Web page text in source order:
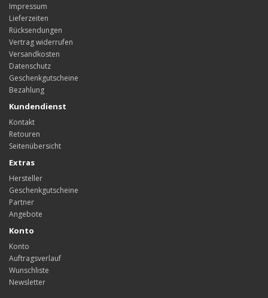
Impressum
Lieferzeiten
Rücksendungen
Vertrag widerrufen
Versandkosten
Datenschutz
Geschenkgutscheine
Bezahlung
Kundendienst
Kontakt
Retouren
Seitenübersicht
Extras
Hersteller
Geschenkgutscheine
Partner
Angebote
Konto
Konto
Auftragsverlauf
Wunschliste
Newsletter